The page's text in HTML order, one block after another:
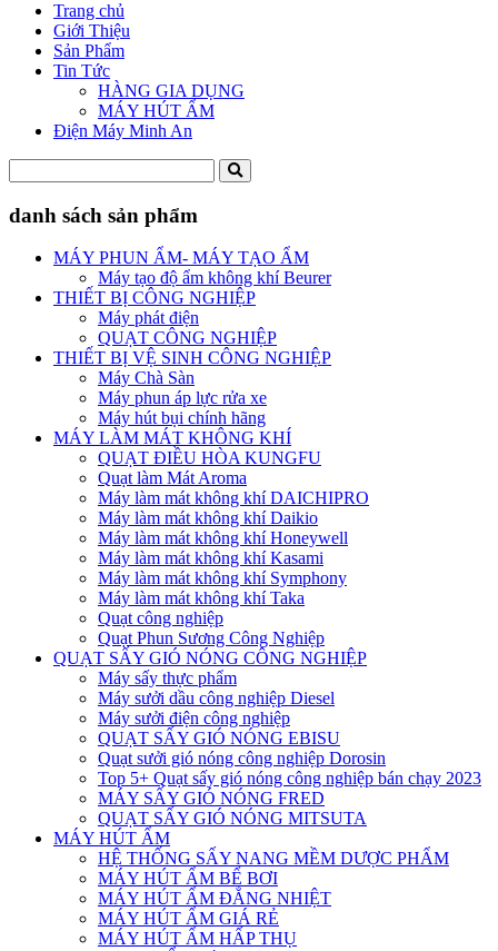
Trang chủ
Giới Thiệu
Sản Phẩm
Tin Tức
HÀNG GIA DỤNG
MÁY HÚT ẨM
Điện Máy Minh An
danh sách sản phẩm
MÁY PHUN ẨM- MÁY TẠO ẨM
Máy tạo độ ẩm không khí Beurer
THIẾT BỊ CÔNG NGHIỆP
Máy phát điện
QUẠT CÔNG NGHIỆP
THIẾT BỊ VỆ SINH CÔNG NGHIỆP
Máy Chà Sàn
Máy phun áp lực rửa xe
Máy hút bụi chính hãng
MÁY LÀM MÁT KHÔNG KHÍ
QUẠT ĐIỀU HÒA KUNGFU
Quạt làm Mát Aroma
Máy làm mát không khí DAICHIPRO
Máy làm mát không khí Daikio
Máy làm mát không khí Honeywell
Máy làm mát không khí Kasami
Máy làm mát không khí Symphony
Máy làm mát không khí Taka
Quạt công nghiệp
Quạt Phun Sương Công Nghiệp
QUẠT SẤY GIÓ NÓNG CÔNG NGHIỆP
Máy sấy thực phẩm
Máy sưởi dầu công nghiệp Diesel
Máy sưởi điện công nghiệp
QUẠT SẤY GIÓ NÓNG EBISU
Quạt sưởi gió nóng công nghiệp Dorosin
Top 5+ Quạt sấy gió nóng công nghiệp bán chạy 2023
MÁY SẤY GIÓ NÓNG FRED
QUẠT SẤY GIÓ NÓNG MITSUTA
MÁY HÚT ẨM
HỆ THỐNG SẤY NANG MỀM DƯỢC PHẨM
MÁY HÚT ẨM BỂ BƠI
MÁY HÚT ẨM ĐẲNG NHIỆT
MÁY HÚT ẨM GIÁ RẺ
MÁY HÚT ẨM HẤP THỤ